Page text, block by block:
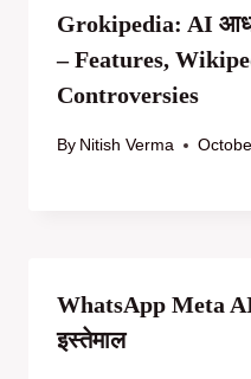
Grokipedia: AI
– Features,
Controversies
By Nitish Verma
WhatsApp Meta
इस्तेमाल